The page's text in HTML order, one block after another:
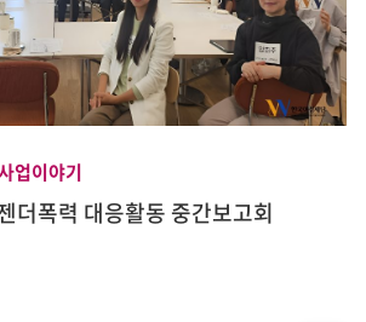
업이야기
더폭력 대응활동 중간보고회